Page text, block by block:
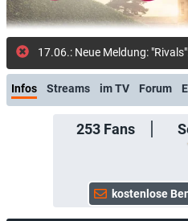
Infos Streams im TV Forum
253Fans